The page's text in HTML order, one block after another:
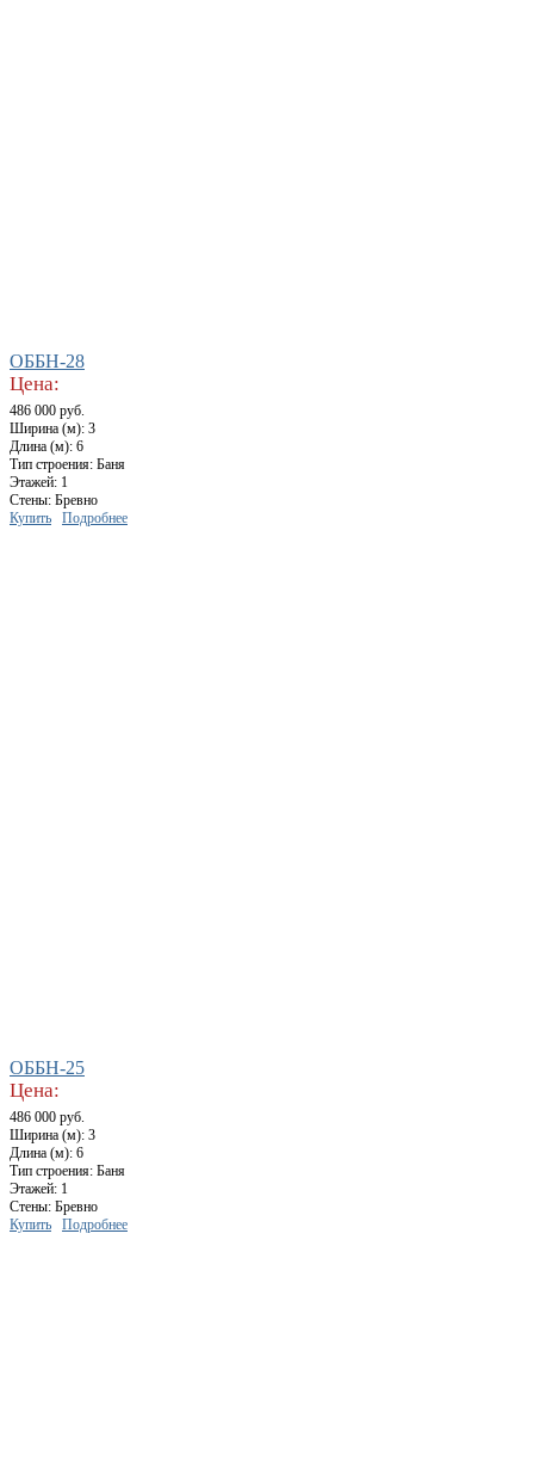
ОББН-28
Цена:
486 000 руб.
Ширина (м): 3
Длина (м): 6
Тип строения: Баня
Этажей: 1
Стены: Бревно
Купить
Подробнее
ОББН-25
Цена:
486 000 руб.
Ширина (м): 3
Длина (м): 6
Тип строения: Баня
Этажей: 1
Стены: Бревно
Купить
Подробнее